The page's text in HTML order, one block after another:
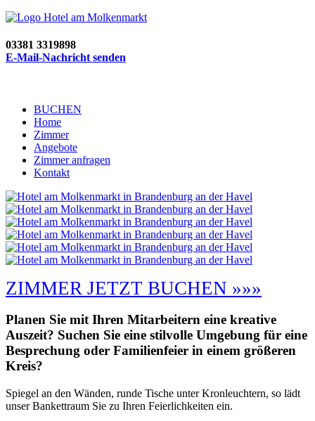
03381 3319898
E-Mail-Nachricht senden
BUCHEN
Home
Zimmer
Angebote
Zimmer anfragen
Kontakt
ZIMMER JETZT BUCHEN »»»
Planen Sie mit Ihren Mitarbeitern eine kreative
Auszeit? Suchen Sie eine stilvolle Umgebung für eine
Besprechung oder Familienfeier in einem größeren
Kreis?
Spiegel an den Wänden, runde Tische unter Kronleuchtern, so lädt
unser Bankettraum Sie zu Ihren Feierlichkeiten ein.